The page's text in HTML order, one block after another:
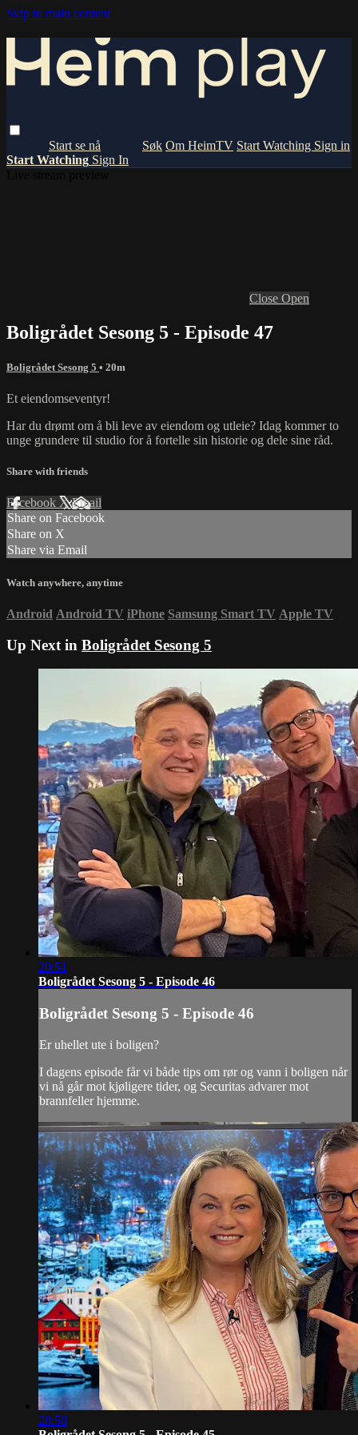
Skip to main content
Om HeimTV Start Watching Sign in
Start Watching Sign In
Close Open
Boligrådet Sesong 5 - Episode 47
Boligrådet Sesong 5 • 20m
Et eiendomseventyr!
Har du drømt om å bli leve av eiendom og utleie? Idag kommer to
unge grundere til studio for å fortelle sin historie og dele sine råd.
Share with friends
Facebook XEmail
Share on Facebook
Share on X
Share via Email
Watch anywhere, anytime
Android Android TV iPhone Samsung Smart TV Apple TV
Up Next in Boligrådet Sesong 5
20:51
Boligrådet Sesong 5 - Episode 46
Boligrådet Sesong 5 - Episode 46
Er uhellet ute i boligen?
I dagens episode får vi både tips om rør og vann i boligen når
vi nå går mot kjøligere tider, og Securitas advarer mot
brannfeller hjemme.
28:58